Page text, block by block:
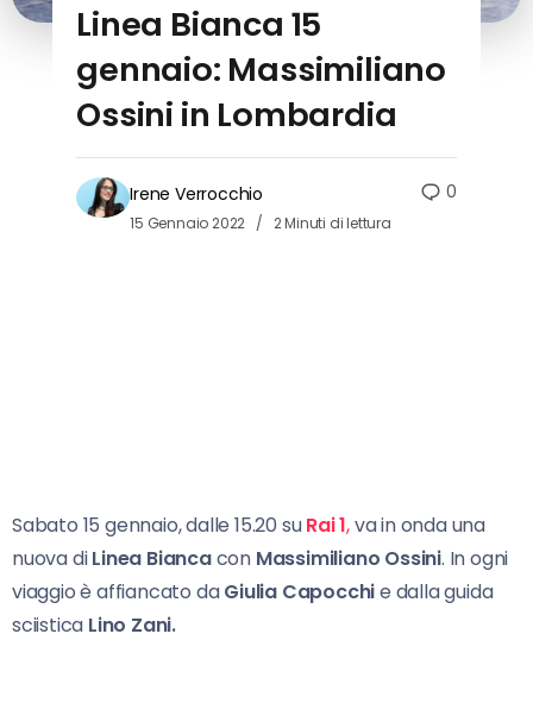
Linea Bianca 15
gennaio: Massimiliano
Ossini in Lombardia
Irene Verrocchio
15 Gennaio 2022 2 Minuti di lettura
0
Sabato 15 gennaio, dalle 15.20 suRai 1,va in onda una
nuova diLinea Biancacon Massimiliano Ossini. In ogni
viaggio è affiancato daGiulia Capocchie dalla guida
sciistica Lino Zani.